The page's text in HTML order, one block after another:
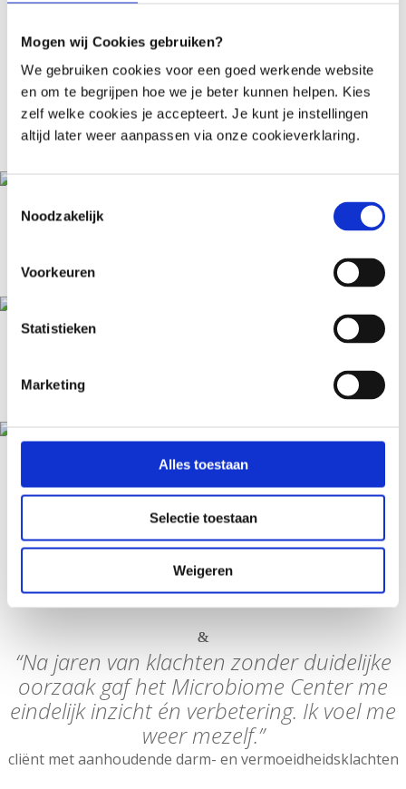
Mogen wij Cookies gebruiken?
We gebruiken cookies voor een goed werkende website
en om te begrijpen hoe we je beter kunnen helpen. Kies
zelf welke cookies je accepteert. Je kunt je instellingen
altijd later weer aanpassen via onze cookieverklaring.
Noodzakelijk
Voorkeuren
Statistieken
Marketing
Alles toestaan
Selectie toestaan
Weigeren
Wat microbioom-
therapie voor veel
mensen kan
betekenen
Ondersteuning bij ontstekingsklachten
Een verstoord microbioom kan een rol spelen bij
langdurige ontsteking. Gerichte therapie kan helpen
om die balans te herstellen.
Betere spijsvertering
kan analyse inzicht geven. Samen kijk je wat jouw
Meer energie & minder vermoeidheid
Je microbioom beïnvloedt de opname van
voedingsstoffen. Herstel van balans kan bijdragen aan
meer energie.
beïnvloeden
“Na jaren van klachten zonder duidelijke
oorzaak gaf het Microbiome Center me
eindelijk inzicht én verbetering. Ik voel me
weer mezelf.”
cliënt met aanhoudende darm- en vermoeidheidsklachten